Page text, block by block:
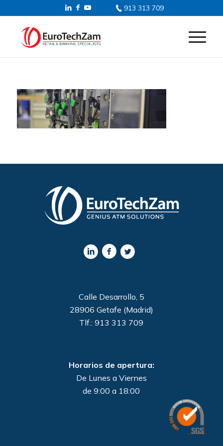
913 313 709
Calle Desarrollo, 5
28906 Getafe (Madrid)
Tlf.: 913 313 709
Horarios de apertura:
De Lunes a Viernes
de 9:00 a 18:00